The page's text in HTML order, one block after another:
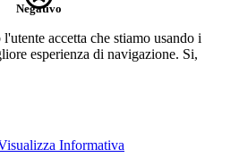
Negativo
accetta che stiamo usando i
esperienza di navigazione. Si,
Informativa